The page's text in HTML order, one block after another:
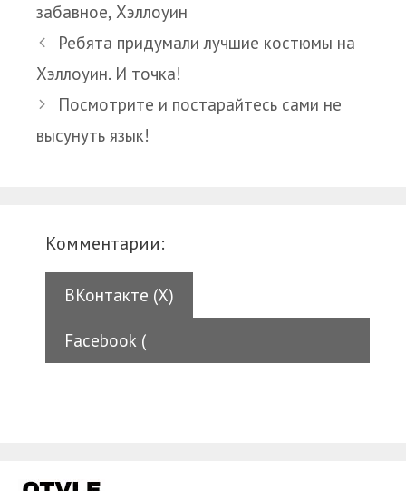
забавное, Хэллоуин
Ребята придумали лучшие костюмы на
Хэллоуин. И точка!
Посмотрите и постарайтесь сами не
высунуть язык!
Комментарии:
ВКонтакте (X)
Facebook (